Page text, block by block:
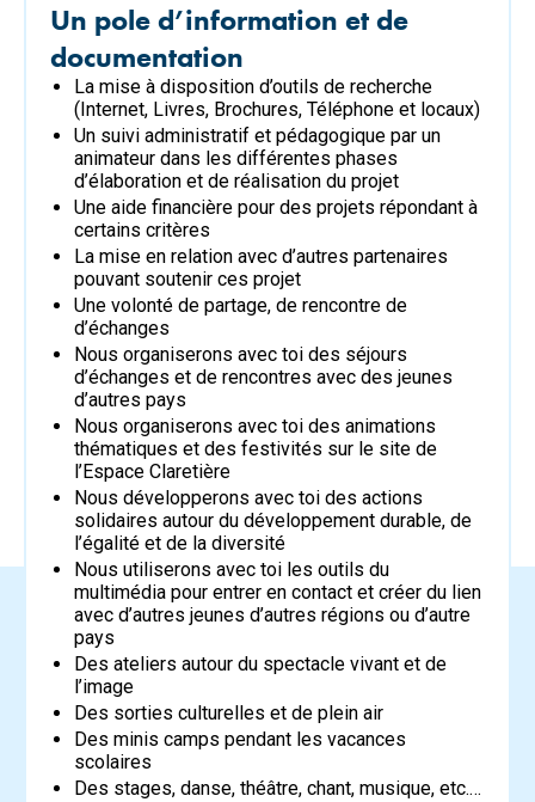
Un pole d’information et de
documentation
La mise à disposition d’outils de recherche
(Internet, Livres, Brochures, Téléphone et locaux)
Un suivi administratif et pédagogique par un
animateur dans les différentes phases
d’élaboration et de réalisation du projet
Une aide financière pour des projets répondant à
certains critères
La mise en relation avec d’autres partenaires
pouvant soutenir ces projet
Une volonté de partage, de rencontre de
d’échanges
Nous organiserons avec toi des séjours
d’échanges et de rencontres avec des jeunes
d’autres pays
Nous organiserons avec toi des animations
thématiques et des festivités sur le site de
l’Espace Claretière
Nous développerons avec toi des actions
solidaires autour du développement durable, de
l’égalité et de la diversité
Nous utiliserons avec toi les outils du
multimédia pour entrer en contact et créer du lien
avec d’autres jeunes d’autres régions ou d’autre
pays
Des ateliers autour du spectacle vivant et de
l’image
Des sorties culturelles et de plein air
Des minis camps pendant les vacances
scolaires
Des stages, danse, théâtre, chant, musique, etc.…